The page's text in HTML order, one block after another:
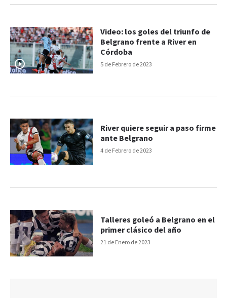
5 de Febrero de 2023
Video: los goles del triunfo de
Belgrano frente a River en
Córdoba
4 de Febrero de 2023
River quiere seguir a paso firme
ante Belgrano
21 de Enero de 2023
Talleres goleó a Belgrano en el
primer clásico del año